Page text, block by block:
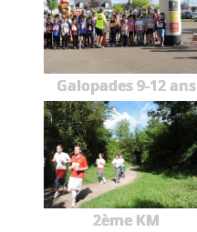
Galopades 9-12 ans
2ème KM